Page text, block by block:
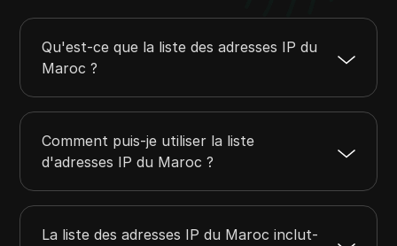
102.210.215.0
102.210.215.255
256
102.212.205.0
102.212.205.255
256
102.216.12.0
102.48.0.0
102.55.255.255 524288
Qu'est-ce que la liste des adresses IP du
Maroc ?
Comment puis-je utiliser la liste
d'adresses IP du Maroc ?
La liste des adresses IP du Maroc inclut-